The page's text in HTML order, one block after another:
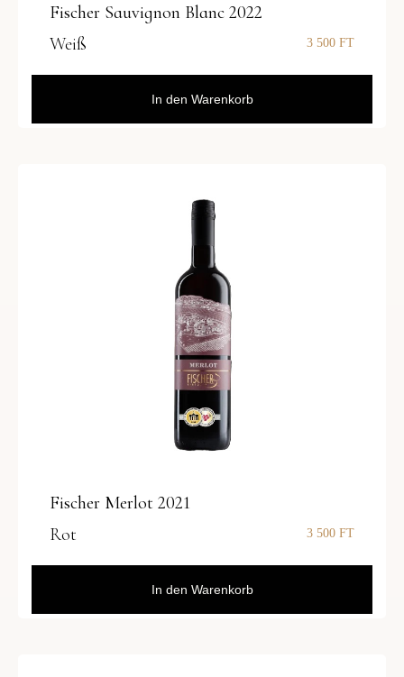
Fischer Sauvignon Blanc 2022
Weiß
3 500 FT
In den Warenkorb
Fischer Merlot 2021
Rot
3 500 FT
In den Warenkorb